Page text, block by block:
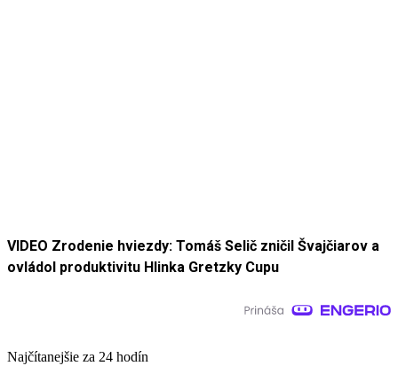
VIDEO Zrodenie hviezdy: Tomáš Selič zničil Švajčiarov a
ovládol produktivitu Hlinka Gretzky Cupu
Najčítanejšie za 24 hodín